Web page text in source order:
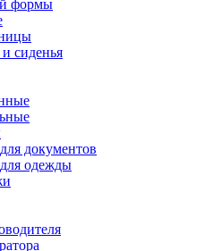
формы
сиденья
документов
одежды